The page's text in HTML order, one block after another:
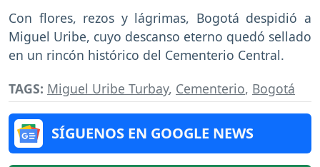
Con flores, rezos y lágrimas, Bogotá despidió a
Miguel Uribe, cuyo descanso eterno quedó sellado
en un rincón histórico del Cementerio Central.
TAGS: Miguel Uribe Turbay, Cementerio, Bogotá
SÍGUENOS EN GOOGLE NEWS